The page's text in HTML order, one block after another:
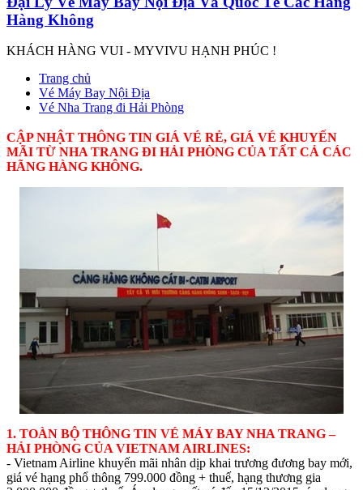
Hàng Không
KHÁCH HÀNG VUI - MYVIVU HẠNH PHÚC !
Trang chủ
Vé Máy Bay Nội Địa
Vé Nha Trang đi Hải Phòng
CẬP NHẬT THÔNG TIN GIÁ VÉ RẺ, GIÁ VÉ KHUYẾN
MÃI TỪ NHA TRANG ĐI HẢI PHÒNG CỦA TẤT CẢ CÁC
HÃNG HÀNG KHÔNG.
1. TOÀN BỘ THÔNG TIN VÉ MÁY BAY NHA TRANG –
HẢI PHÒNG CỦA VIETNAM AIRLINES:
- Vietnam Airline khuyến mãi nhân dịp khai trương đương bay mới,
giá vé hạng phổ thông 799.000 đồng + thuế, hạng thương gia